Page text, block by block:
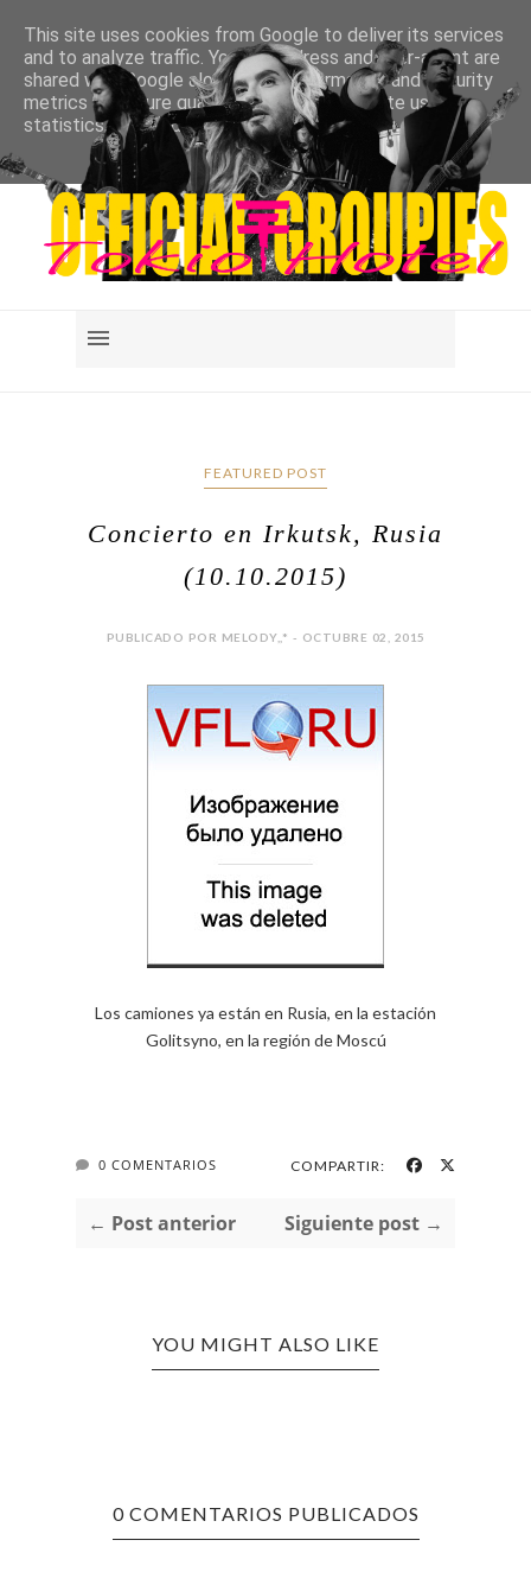
FEATURED POST
Concierto en Irkutsk, Rusia
(10.10.2015)
PUBLICADO POR MELODY,,* - OCTUBRE 02, 2015
Los camiones ya están en Rusia, en la estación
Golitsyno, en la región de Moscú
0 COMENTARIOS COMPARTIR:
← Post anterior Siguiente post →
YOU MIGHT ALSO LIKE
0 COMENTARIOS PUBLICADOS
This site uses cookies from Google to deliver its services
and to analyze traffic. Your IP address and user-agent are
shared with Google along with performance and security
metrics to ensure quality of service, generate usage
statistics, and to detect and address abuse.
LEARN MORE GOT IT